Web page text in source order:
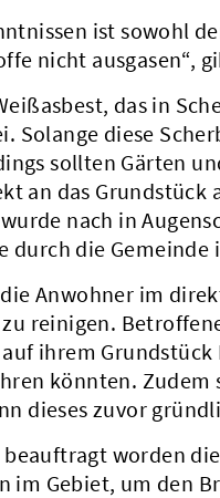
ist sowohl
nicht ausgasen“,
das in
Solange diese
sollten Gärten
an das
nach in
durch die
Anwohner im
reinigen.
ihrem
könnten. Zudem
dieses zuvor
worden
im Gebiet, um den